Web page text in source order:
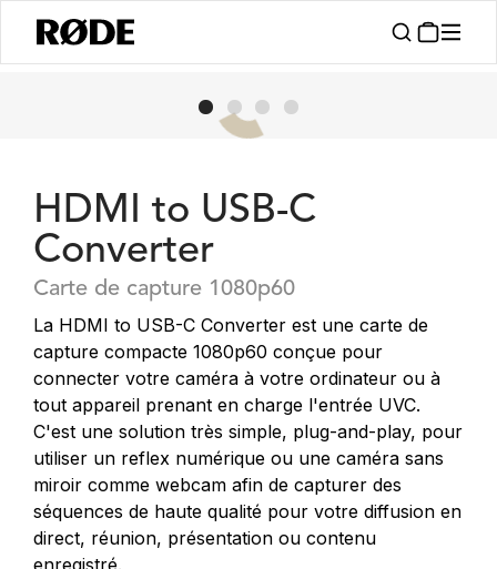
HDMI to USB-C
Converter
Carte de capture 1080p60
La HDMI to USB-C Converter est une carte de
capture compacte 1080p60 conçue pour
connecter votre caméra à votre ordinateur ou à
tout appareil prenant en charge l'entrée UVC.
C'est une solution très simple, plug-and-play, pour
utiliser un reflex numérique ou une caméra sans
miroir comme webcam afin de capturer des
séquences de haute qualité pour votre diffusion en
direct, réunion, présentation ou contenu
enregistré.